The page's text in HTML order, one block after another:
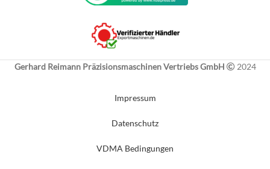
Gerhard Reimann Präzisionsmaschinen Vertriebs GmbH 2024
Impressum
Datenschutz
VDMA Bedingungen